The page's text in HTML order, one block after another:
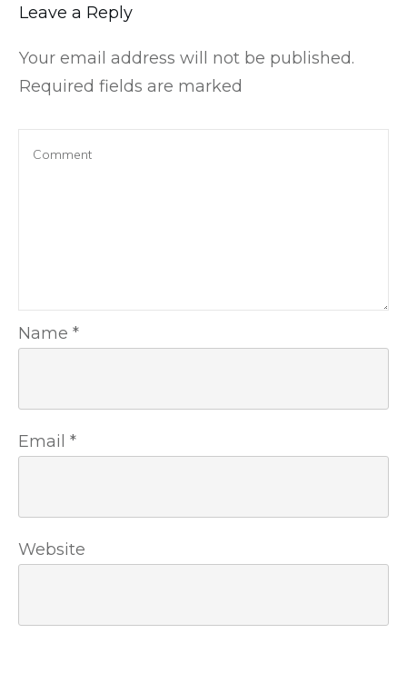
Leave a Reply
Your email address will not be published.
Required fields are marked
Name *
Email *
Website